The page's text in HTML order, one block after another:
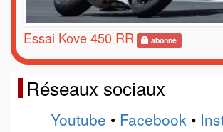
Essai Kove 450 RR abonné
Réseaux sociaux
Youtube • Facebook •